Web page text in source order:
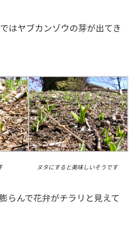
はヤブカンゾウの芽が出てき
ヌタにすると美味しいそうです
らんで花弁がチラリと見えて